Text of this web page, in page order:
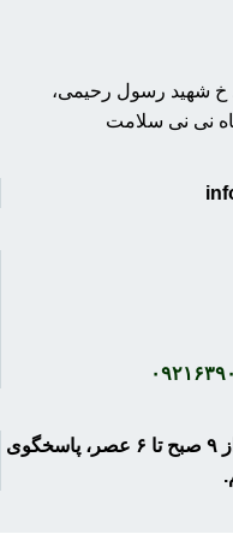
خ شهید رسول رحیمی،
شنبه تا پنج شنبه(بجز تعطیلات رسمی) از ۹ صبح تا ۶ عصر، پاسخگوی